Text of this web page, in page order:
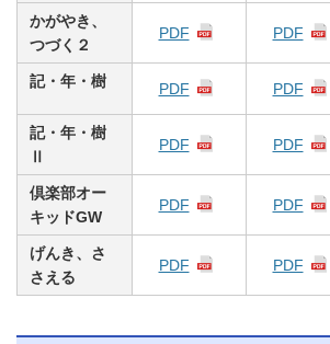
かがやき、
つづく２
PDF PDF
記・年・樹 PDF PDF
記・年・樹
Ⅱ
PDF PDF
倶楽部オー
キッドGW
PDF PDF
げんき、さ
さえる
PDF PDF